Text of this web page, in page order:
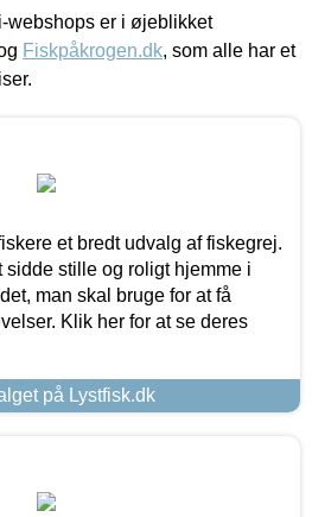
webshops er i øjeblikket
Fiskpåkrogen.dk, som alle har et
et bredt udvalg af fiskegrej.
stille og roligt hjemme i
man skal bruge for at få
Klik her for at se deres
på Lystfisk.dk